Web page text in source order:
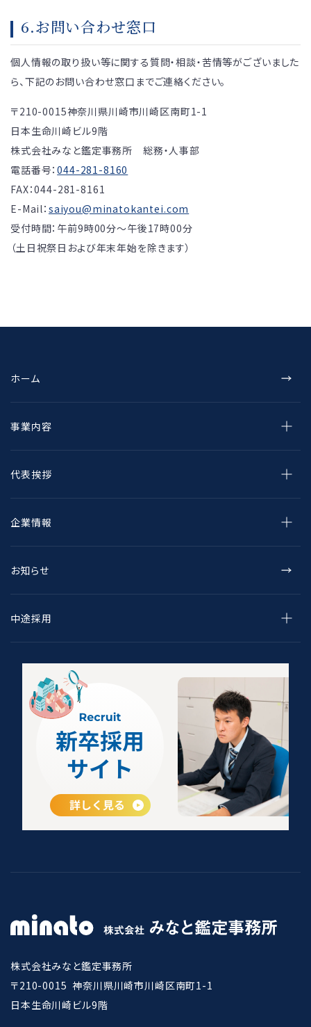
6.お問い合わせ窓口
個人情報の取り扱い等に関する質問・相談・苦情等がございました
ら、下記のお問い合わせ窓口までご連絡ください。
〒210-0015神奈川県川崎市川崎区南町1-1
日本生命川崎ビル9階
株式会社みなと鑑定事務所 総務・人事部
電話番号：044-281-8160
FAX：044-281-8161
E-Mail： saiyou@minatokantei.com
受付時間：午前9時00分～午後17時00分
（土日祝祭日および年末年始を除きます）
ホーム
事業内容
代表挨拶
企業情報
お知らせ
中途採用
株式会社みなと鑑定事務所
〒210-0015神奈川県川崎市川崎区南町1-1
日本生命川崎ビル9階